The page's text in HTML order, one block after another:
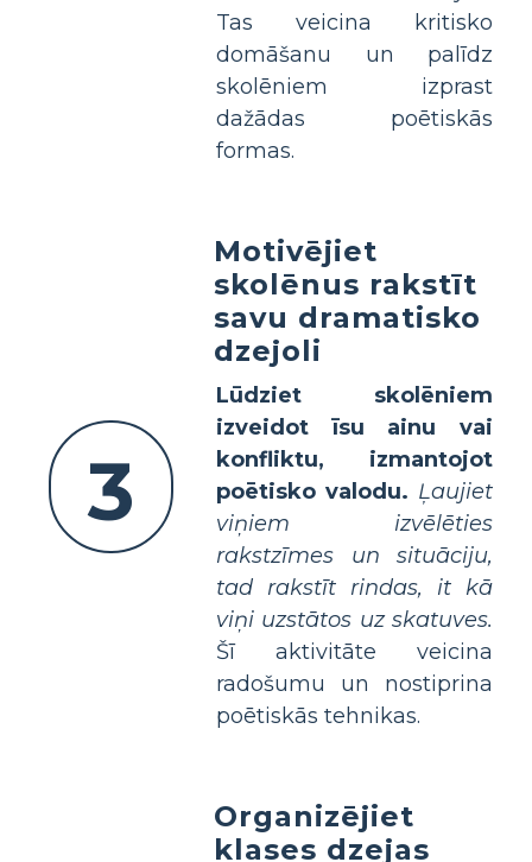
Tas veicina kritisko
domāšanu un palīdz
skolēniem izprast
dažādas poētiskās
formas.
3
Motivējiet
skolēnus rakstīt
savu dramatisko
dzejoli
Lūdziet skolēniem
izveidot īsu ainu vai
konfliktu, izmantojot
poētisko valodu. Ļaujiet
viņiem izvēlēties
rakstzīmes un situāciju,
tad rakstīt rindas, it kā
viņi uzstātos uz skatuves.
Šī aktivitāte veicina
radošumu un nostiprina
poētiskās tehnikas.
Organizējiet
klases dzejas